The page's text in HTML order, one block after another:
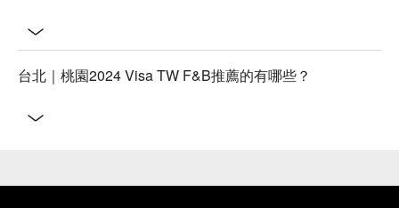
台北｜桃園2024 Visa TW F&B推薦的有哪些？